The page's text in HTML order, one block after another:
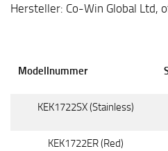
Hersteller: Co-Win Global Ltd,
Modellnummer
KEK1722SX (Stainless)
KEK1722ER (Red)